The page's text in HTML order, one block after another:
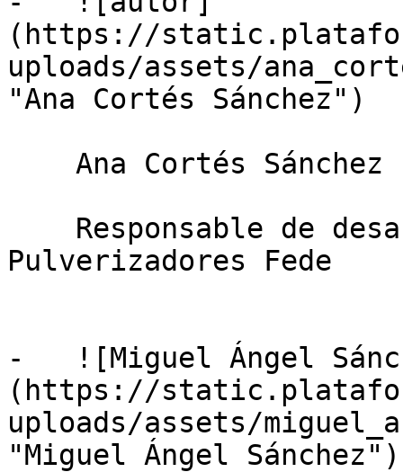
(https://
uploads/assets/
"Ana Cortés Sánchez")
Pulverizadores Fede
-   ![Miguel Ángel
(https://
uploads/assets/
"Miguel Ángel Sánchez")